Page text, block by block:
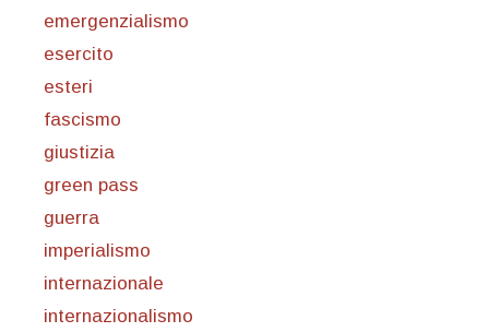
emergenzialismo
esercito
esteri
fascismo
giustizia
green pass
guerra
imperialismo
internazionale
internazionalismo